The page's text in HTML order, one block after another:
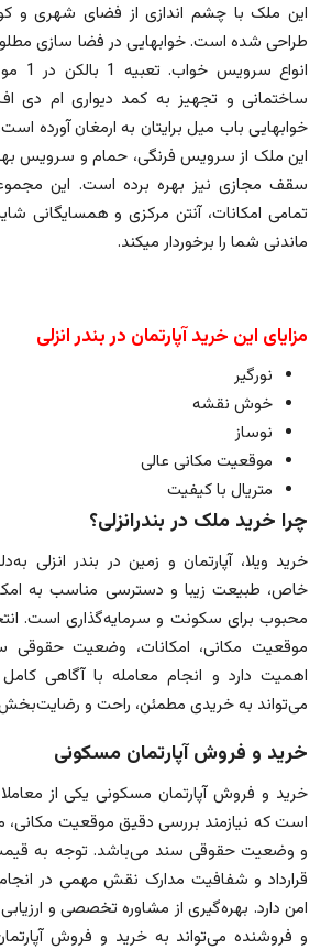
طراحی شده است. خوابهایی در فضا سازی
ساختمانی و تجهیز به کمد دیواری ام دی
خوابهایی باب میل برایتان به ارمغان آورده
این ملک از سرویس فرنگی، حمام و سرویس
سقف مجازی نیز بهره برده است. این
تمامی امکانات، آنتن مرکزی و همسایگانی
ماندنی شما را برخوردار میکند.
مزایای این خرید آپارتمان در بندر انزلی
نورگیر
خوش نقشه
نوساز
موقعیت مکانی عالی
متریال با کیفیت
چرا خرید ملک در بندرانزلی؟
خرید ویلا، آپارتمان و زمین در بندر انزلی
خاص، طبیعت زیبا و دسترسی مناسب به
محبوب برای سکونت و سرمایه‌گذاری است.
موقعیت مکانی، امکانات، وضعیت
اهمیت دارد و انجام معامله با آگاهی
می‌تواند به خریدی مطمئن، راحت و
خرید و فروش آپارتمان مسکونی
خرید و فروش آپارتمان مسکونی یکی از
است که نیازمند بررسی دقیق موقعیت مکانی،
و وضعیت حقوقی سند می‌باشد. توجه به قیمت
قرارداد و شفافیت مدارک نقش مهمی در
امن دارد. بهره‌گیری از مشاوره تخصصی و
و فروشنده می‌تواند به خرید و فروش